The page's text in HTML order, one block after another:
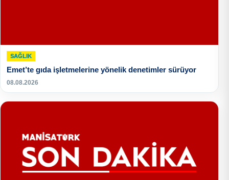
SAĞLIK
Emet’te gıda işletmelerine yönelik denetimler sürüyor
08.08.2026